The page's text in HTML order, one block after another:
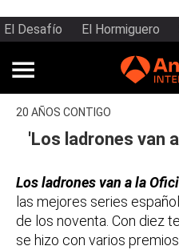
El Desafío El Hormiguero
20 AÑOS CONTIGO
'Los ladrones van
Los ladrones van a la
las mejores series
de los noventa. Con diez
se hizo con varios